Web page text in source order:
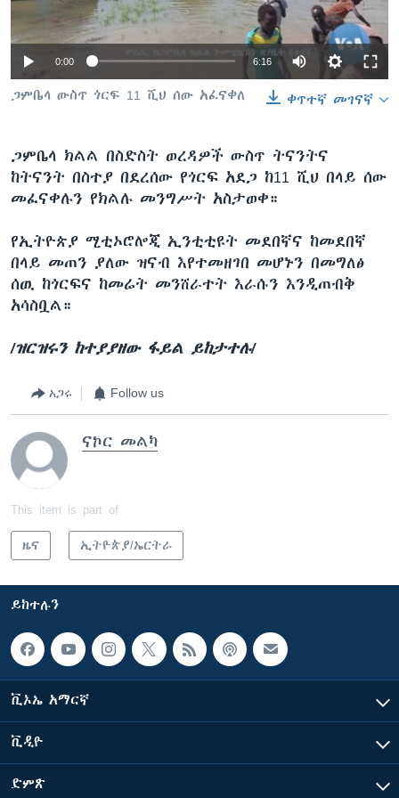
ቋንቋዎች
0:00 6:16
ቀጥተኛ መገናኛ
ጋምቤላ ውስጥ ጎርፍ 11 ሺህ ሰው አፈናቀለ
ጋምቤላ ክልል በስድስት ወረዳዎች ውስጥ ትናንትና
ከትናንት በስተያ በደረሰው የጎርፍ አደጋ ከ11 ሺህ በላይ ሰው
መፈናቀሉን የክልሉ መንግሥት አስታወቀ።
የኢትዮጵያ ሚቲኦሮሎጂ ኢንቲቲዩት መደበኛና ከመደበኛ
በላይ መጠን ያለው ዝናብ እየተመዘገበ መሆኑን በመግለፅ
ሰዉ ከጎርፍና ከመሬት መንሸራተት እራሱን እንዲጠብቅ
አሳስቧል።
/ዝርዝሩን ከተያያዘው ፋይል ይከታተሉ/
አጋሩ Follow us
ናኮር መልካ
This item is part of
ዜና ኢትዮጵያ/ኤርትራ
ይከተሉን
ቪኦኤ አማርኛ
ቪዲዮ
ድምጽ